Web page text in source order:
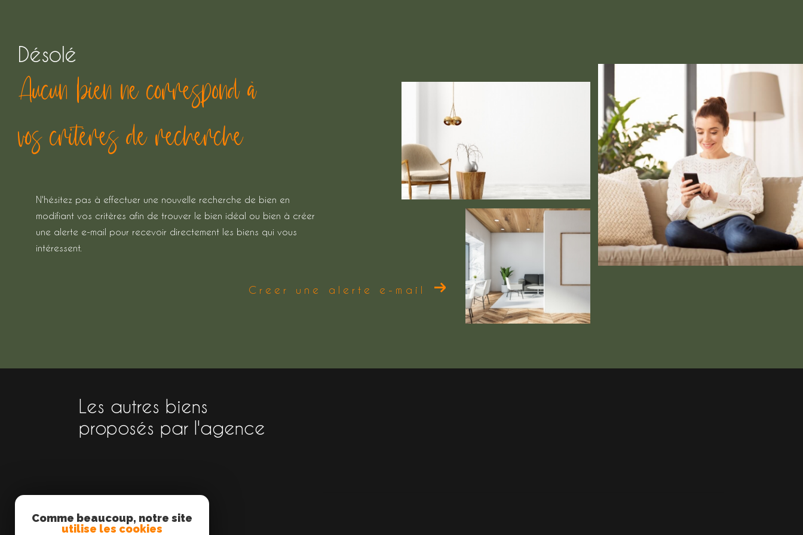
Désolé
Aucun bien ne correspond à
vos critères de recherche
N'hésitez pas à effectuer une nouvelle recherche de bien en
modifiant vos critères afin de trouver le bien idéal ou bien à créer
une alerte e-mail pour recevoir directement les biens qui vous
intéressent.
Creer une alerte e-mail
Les autres biens
proposés par l'agence
Comme beaucoup, notre site
utilise les cookies